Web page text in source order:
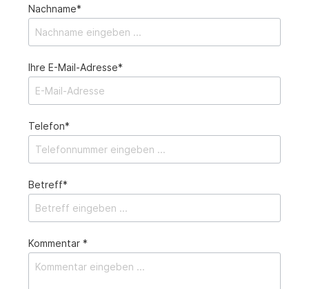
Nachname*
Ihre E-Mail-Adresse*
Telefon*
Betreff*
Kommentar *